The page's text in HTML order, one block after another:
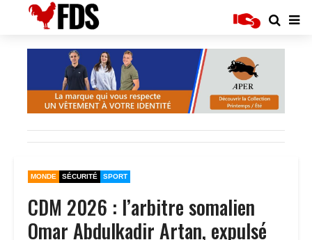
MONDE SÉCURITÉ SPORT
CDM 2026 : l’arbitre somalien
Omar Abdulkadir Artan, expulsé